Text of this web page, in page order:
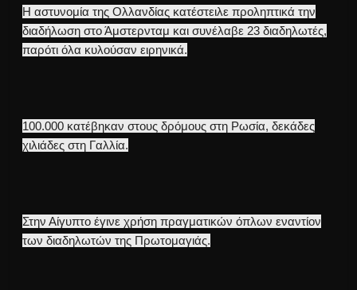
Η αστυνομία της Ολλανδίας κατέστειλε προληπτικά την
διαδήλωση στο Άμστερνταμ και συνέλαβε 23 διαδηλωτές,
παρότι όλα κυλούσαν ειρηνικά.
100.000 κατέβηκαν στους δρόμους στη Ρωσία, δεκάδες
χιλιάδες στη Γαλλία.
Στην Αίγυπτο έγινε χρήση πραγματικών όπλων εναντίον
των διαδηλωτών της Πρωτομαγιάς.